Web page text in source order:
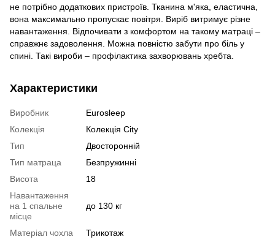
не потрібно додаткових пристроїв. Тканина м'яка, еластична,
вона максимально пропускає повітря. Виріб витримує різне
навантаження. Відпочивати з комфортом на такому матраці –
справжнє задоволення. Можна повністю забути про біль у
спині. Такі вироби – профілактика захворювань хребта.
Характеристики
Виробник
Eurosleep
Колекція
Колекція City
Тип
Двосторонній
Тип матраца
Безпружинні
Висота
18
Навантаження
на 1 спальне
місце
до 130 кг
Матеріал чохла
Трикотаж